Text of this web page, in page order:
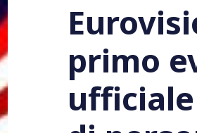
primo